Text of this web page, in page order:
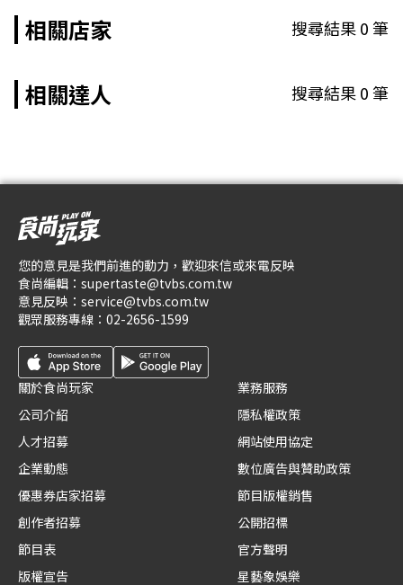
相關店家 搜尋結果0筆
相關達人 搜尋結果0筆
您的意見是我們前進的動力，歡迎來信或來電反映
食尚編輯： supertaste@tvbs.com.tw
意見反映： service@tvbs.com.tw
觀眾服務專線： 02-2656-1599
關於食尚玩家
公司介紹
人才招募
企業動態
優惠券店家招募
創作者招募
節目表
版權宣告
業務服務
隱私權政策
網站使用協定
數位廣告與贊助政策
節目版權銷售
公開招標
官方聲明
星藝象娛樂